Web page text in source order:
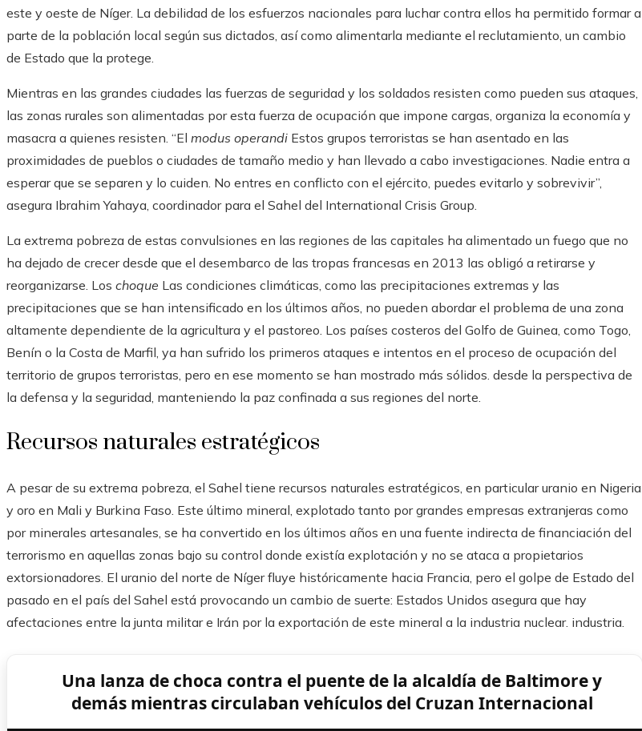
este y oeste de Níger. La debilidad de los esfuerzos nacionales para luchar contra ellos ha permitido formar a
parte de la población local según sus dictados, así como alimentarla mediante el reclutamiento, un cambio
de Estado que la protege.
Mientras en las grandes ciudades las fuerzas de seguridad y los soldados resisten como pueden sus ataques,
las zonas rurales son alimentadas por esta fuerza de ocupación que impone cargas, organiza la economía y
masacra a quienes resisten. “El modus operandi Estos grupos terroristas se han asentado en las
proximidades de pueblos o ciudades de tamaño medio y han llevado a cabo investigaciones. Nadie entra a
esperar que se separen y lo cuiden. No entres en conflicto con el ejército, puedes evitarlo y sobrevivir”,
asegura Ibrahim Yahaya, coordinador para el Sahel del International Crisis Group.
La extrema pobreza de estas convulsiones en las regiones de las capitales ha alimentado un fuego que no
ha dejado de crecer desde que el desembarco de las tropas francesas en 2013 las obligó a retirarse y
reorganizarse. Los choque Las condiciones climáticas, como las precipitaciones extremas y las
precipitaciones que se han intensificado en los últimos años, no pueden abordar el problema de una zona
altamente dependiente de la agricultura y el pastoreo. Los países costeros del Golfo de Guinea, como Togo,
Benín o la Costa de Marfil, ya han sufrido los primeros ataques e intentos en el proceso de ocupación del
territorio de grupos terroristas, pero en ese momento se han mostrado más sólidos. desde la perspectiva de
la defensa y la seguridad, manteniendo la paz confinada a sus regiones del norte.
Recursos naturales estratégicos
A pesar de su extrema pobreza, el Sahel tiene recursos naturales estratégicos, en particular uranio en Nigeria
y oro en Mali y Burkina Faso. Este último mineral, explotado tanto por grandes empresas extranjeras como
por minerales artesanales, se ha convertido en los últimos años en una fuente indirecta de financiación del
terrorismo en aquellas zonas bajo su control donde existía explotación y no se ataca a propietarios
extorsionadores. El uranio del norte de Níger fluye históricamente hacia Francia, pero el golpe de Estado del
pasado en el país del Sahel está provocando un cambio de suerte: Estados Unidos asegura que hay
afectaciones entre la junta militar e Irán por la exportación de este mineral a la industria nuclear. industria.
Una lanza de choca contra el puente de la alcaldía de Baltimore y
demás mientras circulaban vehículos del Cruzan Internacional